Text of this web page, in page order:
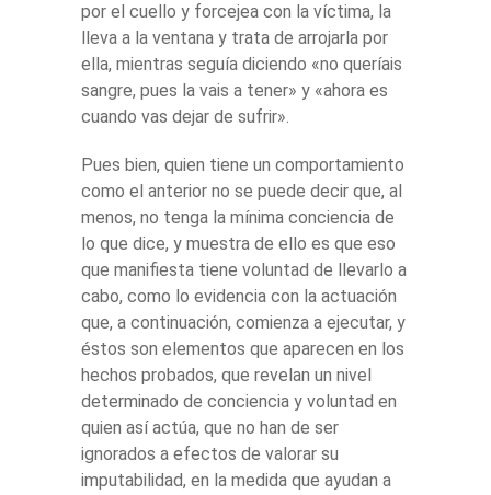
por el cuello y forcejea con la víctima, la
lleva a la ventana y trata de arrojarla por
ella, mientras seguía diciendo «no queríais
sangre, pues la vais a tener» y «ahora es
cuando vas dejar de sufrir».
Pues bien, quien tiene un comportamiento
como el anterior no se puede decir que, al
menos, no tenga la mínima conciencia de
lo que dice, y muestra de ello es que eso
que manifiesta tiene voluntad de llevarlo a
cabo, como lo evidencia con la actuación
que, a continuación, comienza a ejecutar, y
éstos son elementos que aparecen en los
hechos probados, que revelan un nivel
determinado de conciencia y voluntad en
quien así actúa, que no han de ser
ignorados a efectos de valorar su
imputabilidad, en la medida que ayudan a